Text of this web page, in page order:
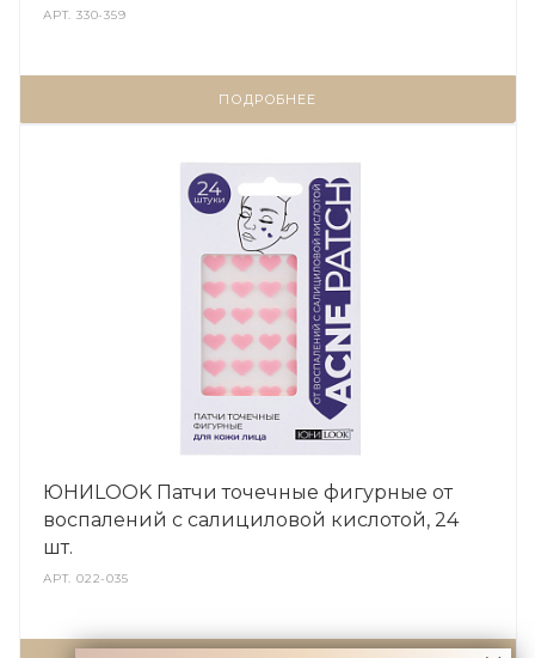
АРТ.330-359
ПОДРОБНЕЕ
ЮНИLOOK Патчи точечные фигурные от
воспалений с салициловой кислотой, 24
шт.
АРТ.022-035